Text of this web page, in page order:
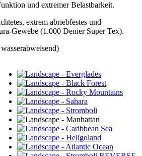
und extremer Belastbarkeit.
extrem abriebfestes und
Gewebe (1.000 Denier Super Tex).